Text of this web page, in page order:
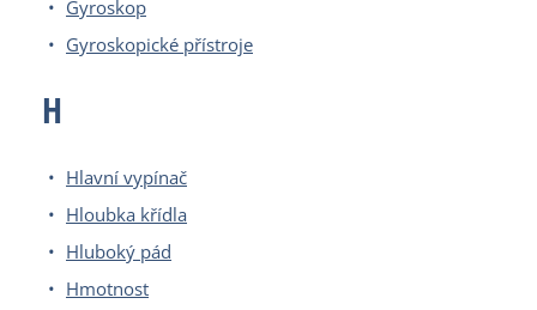
Gyroskop
Gyroskopické přístroje
H
Hlavní vypínač
Hloubka křídla
Hluboký pád
Hmotnost